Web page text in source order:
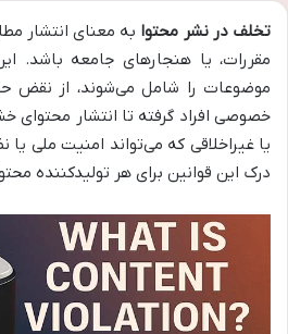
تخلف در نشر محتوا به معنای انتشار
مقررات، یا هنجارهای جامعه باشد.
موضوعات را شامل می‌شوند، از نقض
خصوصی افراد گرفته تا انتشار محتوای
یا غیراخلاقی که می‌تواند امنیت ملی یا
درک این قوانین برای هر تولیدکننده